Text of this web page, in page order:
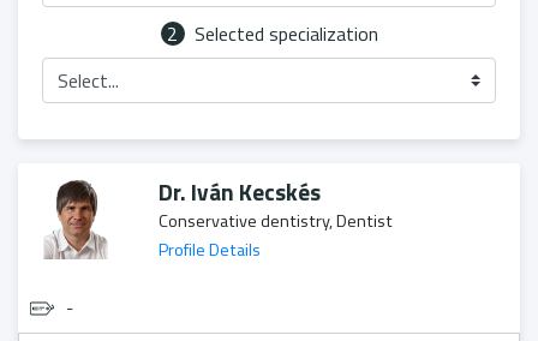
2
Selected specialization
Select...
Dr. Iván Kecskés
Conservative dentistry, Dentist
Profile Details
-